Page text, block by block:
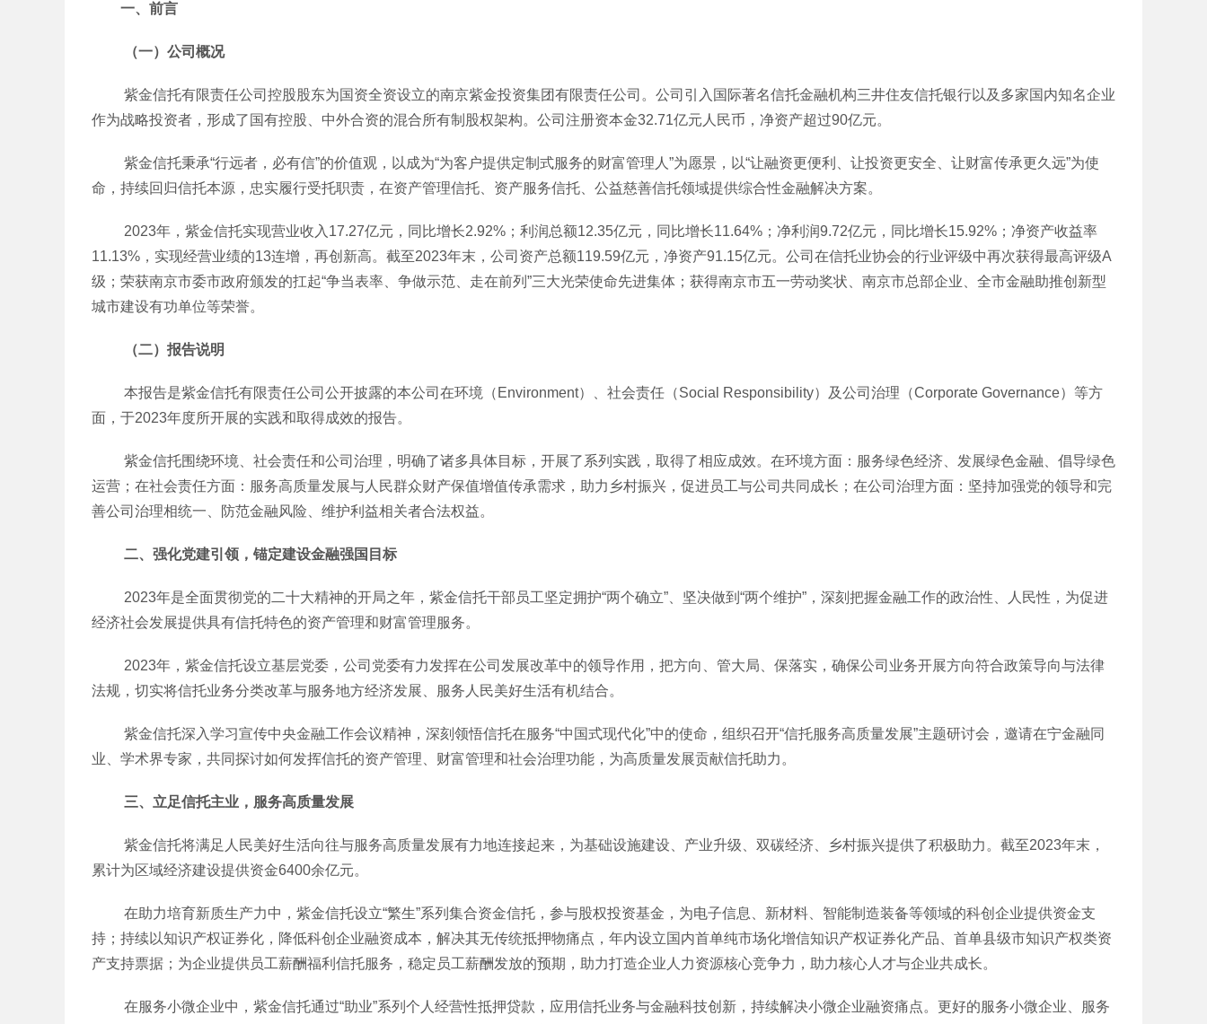
一、前言
（一）公司概况
紫金信托有限责任公司控股股东为国资全资设立的南京紫金投资集团有限责任公司。公司引入国际著名信托金融机构三井住友信托银行以及多家国内知名企业
作为战略投资者，形成了国有控股、中外合资的混合所有制股权架构。公司注册资本金32.71亿元人民币，净资产超过90亿元。
紫金信托秉承“行远者，必有信”的价值观，以成为“为客户提供定制式服务的财富管理人”为愿景，以“让融资更便利、让投资更安全、让财富传承更久远”为使
命，持续回归信托本源，忠实履行受托职责，在资产管理信托、资产服务信托、公益慈善信托领域提供综合性金融解决方案。
2023年，紫金信托实现营业收入17.27亿元，同比增长2.92%；利润总额12.35亿元，同比增长11.64%；净利润9.72亿元，同比增长15.92%；净资产收益率
11.13%，实现经营业绩的13连增，再创新高。截至2023年末，公司资产总额119.59亿元，净资产91.15亿元。公司在信托业协会的行业评级中再次获得最高评级A
级；荣获南京市委市政府颁发的扛起“争当表率、争做示范、走在前列”三大光荣使命先进集体；获得南京市五一劳动奖状、南京市总部企业、全市金融助推创新型
城市建设有功单位等荣誉。
（二）报告说明
本报告是紫金信托有限责任公司公开披露的本公司在环境（Environment）、社会责任（Social Responsibility）及公司治理（Corporate Governance）等方
面，于2023年度所开展的实践和取得成效的报告。
紫金信托围绕环境、社会责任和公司治理，明确了诸多具体目标，开展了系列实践，取得了相应成效。在环境方面：服务绿色经济、发展绿色金融、倡导绿色
运营；在社会责任方面：服务高质量发展与人民群众财产保值增值传承需求，助力乡村振兴，促进员工与公司共同成长；在公司治理方面：坚持加强党的领导和完
善公司治理相统一、防范金融风险、维护利益相关者合法权益。
二、强化党建引领，锚定建设金融强国目标
2023年是全面贯彻党的二十大精神的开局之年，紫金信托干部员工坚定拥护“两个确立”、坚决做到“两个维护”，深刻把握金融工作的政治性、人民性，为促进
经济社会发展提供具有信托特色的资产管理和财富管理服务。
2023年，紫金信托设立基层党委，公司党委有力发挥在公司发展改革中的领导作用，把方向、管大局、保落实，确保公司业务开展方向符合政策导向与法律
法规，切实将信托业务分类改革与服务地方经济发展、服务人民美好生活有机结合。
紫金信托深入学习宣传中央金融工作会议精神，深刻领悟信托在服务“中国式现代化”中的使命，组织召开“信托服务高质量发展”主题研讨会，邀请在宁金融同
业、学术界专家，共同探讨如何发挥信托的资产管理、财富管理和社会治理功能，为高质量发展贡献信托助力。
三、立足信托主业，服务高质量发展
紫金信托将满足人民美好生活向往与服务高质量发展有力地连接起来，为基础设施建设、产业升级、双碳经济、乡村振兴提供了积极助力。截至2023年末，
累计为区域经济建设提供资金6400余亿元。
在助力培育新质生产力中，紫金信托设立“繁生”系列集合资金信托，参与股权投资基金，为电子信息、新材料、智能制造装备等领域的科创企业提供资金支
持；持续以知识产权证券化，降低科创企业融资成本，解决其无传统抵押物痛点，年内设立国内首单纯市场化增信知识产权证券化产品、首单县级市知识产权类资
产支持票据；为企业提供员工薪酬福利信托服务，稳定员工薪酬发放的预期，助力打造企业人力资源核心竞争力，助力核心人才与企业共成长。
在服务小微企业中，紫金信托通过“助业”系列个人经营性抵押贷款，应用信托业务与金融科技创新，持续解决小微企业融资痛点。更好的服务小微企业、服务